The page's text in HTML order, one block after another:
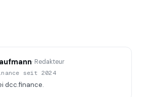
· Redakteur
seit 2024
dcc.finance.